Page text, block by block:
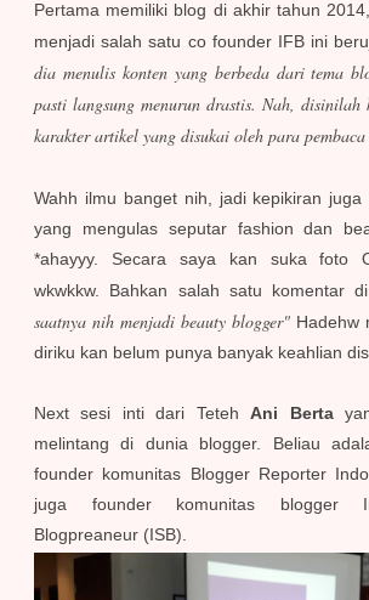
Pertama memiliki blog di akhir tahun
menjadi salah satu co founder IFB ini
dia menulis konten yang berbeda dari tema
pasti langsung menurun drastis. Nah, disinilah
karakter artikel yang disukai oleh para
Wahh ilmu banget nih, jadi kepikiran juga
yang mengulas seputar fashion dan
*ahayyy. Secara saya kan suka foto
wkwkkw. Bahkan salah satu komentar
saatnya nih menjadi beauty blogger" Hadehw
diriku kan belum punya banyak keahlian
Next sesi inti dari TetehAni Berta
melintang di dunia blogger. Beliau
founder komunitas Blogger Reporter
juga founder komunitas blogger
Blogpreaneur (ISB).